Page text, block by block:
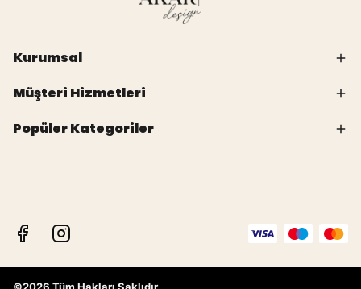
Kurumsal
Müşteri Hizmetleri
Popüler Kategoriler